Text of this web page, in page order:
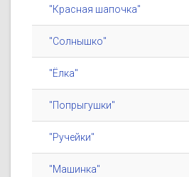
"Красная шапочка"
"Солнышко"
"Ёлка"
"Попрыгушки"
"Ручейки"
"Машинка"